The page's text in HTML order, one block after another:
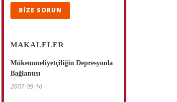
BIZE SORUN
MAKALELER
Mükemmeliyetçiliğin Depresyonla
Bağlantısı
2007-09-16